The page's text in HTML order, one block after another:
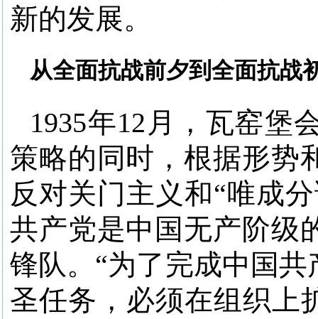
新的发展。
从全面抗战前夕到全面抗战
1935年12月，瓦窑堡
策略的同时，根据形势
反对关门主义和“唯成
共产党是中国无产阶级
锋队。“为了完成中国
圣任务，必须在组织上